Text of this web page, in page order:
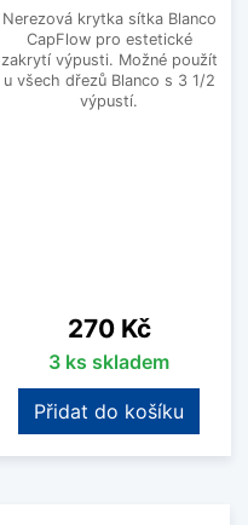
Nerezová krytka sítka Blanco
CapFlow pro estetické
zakrytí výpusti. Možné použít
u všech dřezů Blanco s 3 1/2
výpustí.
Cena
270 Kč
3 ks skladem
Přidat do košíku